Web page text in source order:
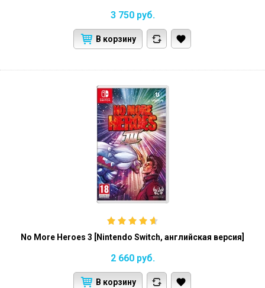
3 750 руб.
В корзину
No More Heroes 3 [Nintendo Switch, английская версия]
2 660 руб.
В корзину